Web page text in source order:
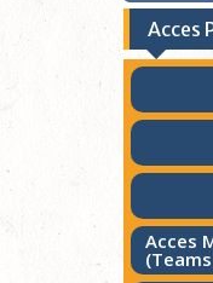
Acces
Acces